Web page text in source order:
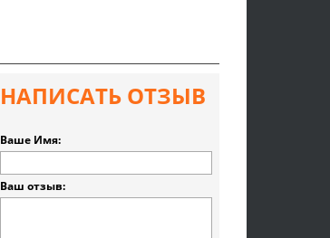
НАПИСАТЬ ОТЗЫВ
Ваше Имя:
Ваш отзыв: